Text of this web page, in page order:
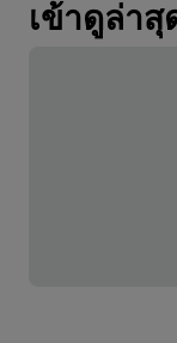
เข้าดูล่าสุ